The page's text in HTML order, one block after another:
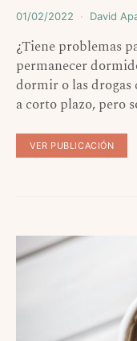
01/02/2022 David
¿Tiene problemas
permanecer
dormir o las drogas
a corto plazo, pero
VER PUBLICACIÓN